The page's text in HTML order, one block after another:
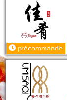
précommande